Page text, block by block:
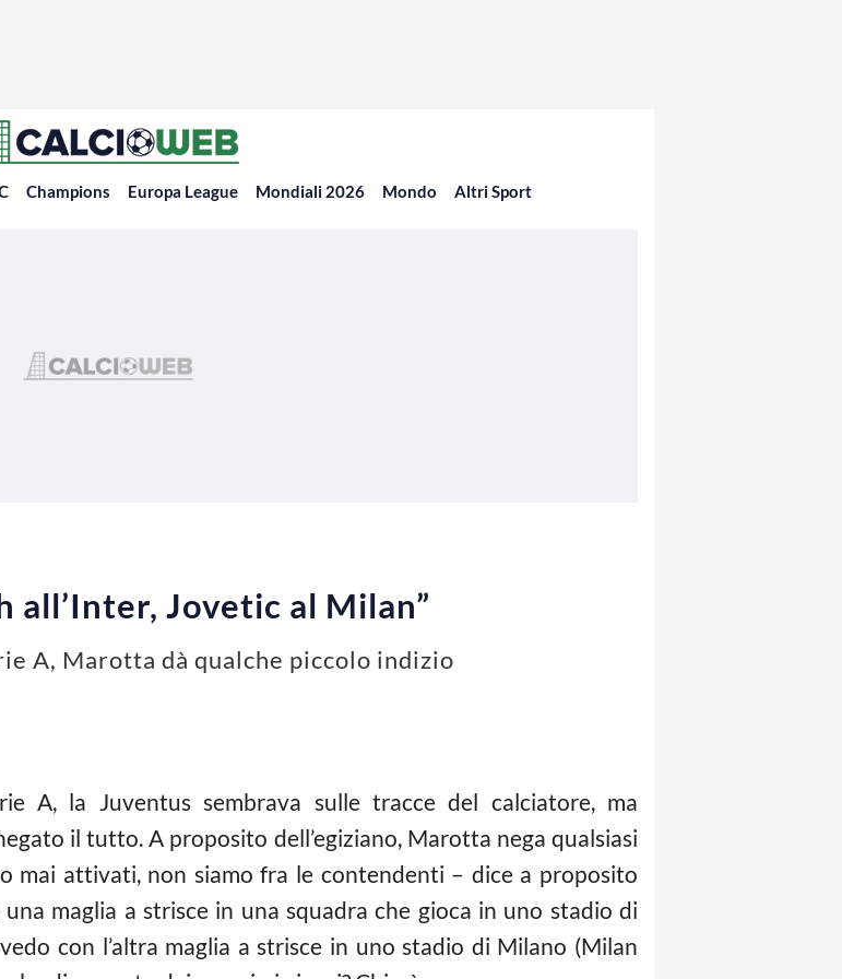
Champions Europa League Mondiali 2026 Mondo Altri Sport
all’Inter, Jovetic al Milan”
A, Marotta dà qualche piccolo indizio
A, la Juventus sembrava sulle tracce del calciatore, ma
il tutto. A proposito dell’egiziano, Marotta nega qualsiasi
mai attivati, non siamo fra le contendenti – dice a proposito
maglia a strisce in una squadra che gioca in uno stadio di
con l’altra maglia a strisce in uno stadio di Milano (Milan